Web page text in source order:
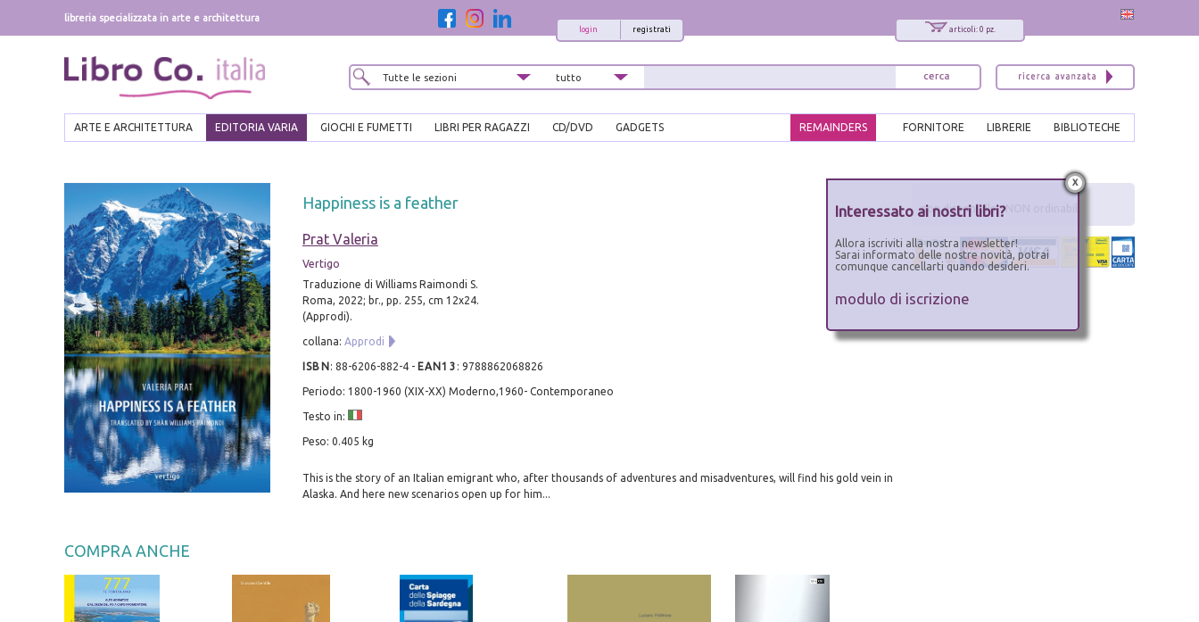
libreria specializzata in arte e architettura
articoli: 0 pz.
registrati
login
ARTE E ARCHITETTURA EDITORIA VARIA GIOCHI E FUMETTI LIBRI PER RAGAZZI CD/DVD GADGETS BIBLIOTECHE
LIBRERIE
FORNITORE
REMAINDERS
Happiness is a feather
Prat Valeria
Vertigo
Traduzione di Williams Raimondi S.
Roma, 2022; br., pp. 255, cm 12x24.
(Approdi).
collana: Approdi
ISBN : 88-6206-882-4- EAN13 : 9788862068826
Periodo: 1800-1960 (XIX-XX) Moderno,1960- Contemporaneo
Testo in:
Peso: 0.405 kg
This is the story of an Italian emigrant who, after thousands of adventures and misadventures, will find his gold vein in
Alaska. And here new scenarios open up for him...
COMPRA ANCHE
non disponibile - NON ordinabile
x
Interessato ai nostri libri?
Allora iscriviti alla nostra newsletter!
Sarai informato delle nostre novità, potrai
comunque cancellarti quando desideri.
modulo di iscrizione